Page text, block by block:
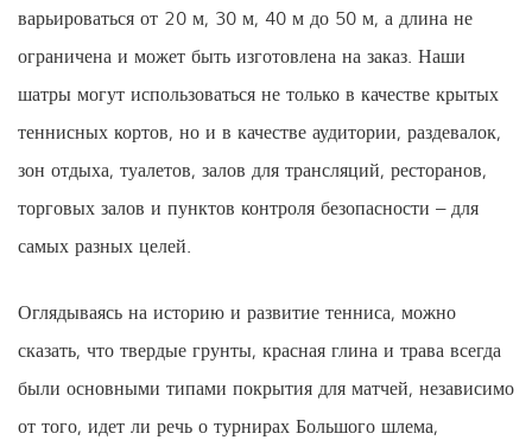
варьироваться от 20 м, 30 м, 40 м до 50 м, а длина не
ограничена и может быть изготовлена ​​на заказ. Наши
шатры могут использоваться не только в качестве крытых
теннисных кортов, но и в качестве аудитории, раздевалок,
зон отдыха, туалетов, залов для трансляций, ресторанов,
торговых залов и пунктов контроля безопасности – для
самых разных целей.
Оглядываясь на историю и развитие тенниса, можно
сказать, что твердые грунты, красная глина и трава всегда
были основными типами покрытия для матчей, независимо
от того, идет ли речь о турнирах Большого шлема,